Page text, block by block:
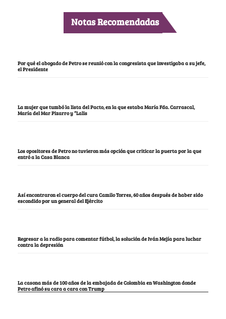
Notas Recomendadas
Por qué el abogado de Petro se reunió con la congresista que investigaba a su jefe,
el Presidente
La mujer que tumbó la lista del Pacto, en la que estaba María Fda. Carrascal,
María del Mar Pizarro y “Lalis
Los opositores de Petro no tuvieron más opción que criticar la puerta por la que
entró a la Casa Blanca
Así encontraron el cuerpo del cura Camilo Torres, 60 años después de haber sido
escondido por un general del Ejército
Regresar a la radio para comentar fútbol, la solución de Iván Mejía para luchar
contra la depresión
La casona más de 100 años de la embajada de Colombia en Washington donde
Petro afinó su cara a cara con Trump